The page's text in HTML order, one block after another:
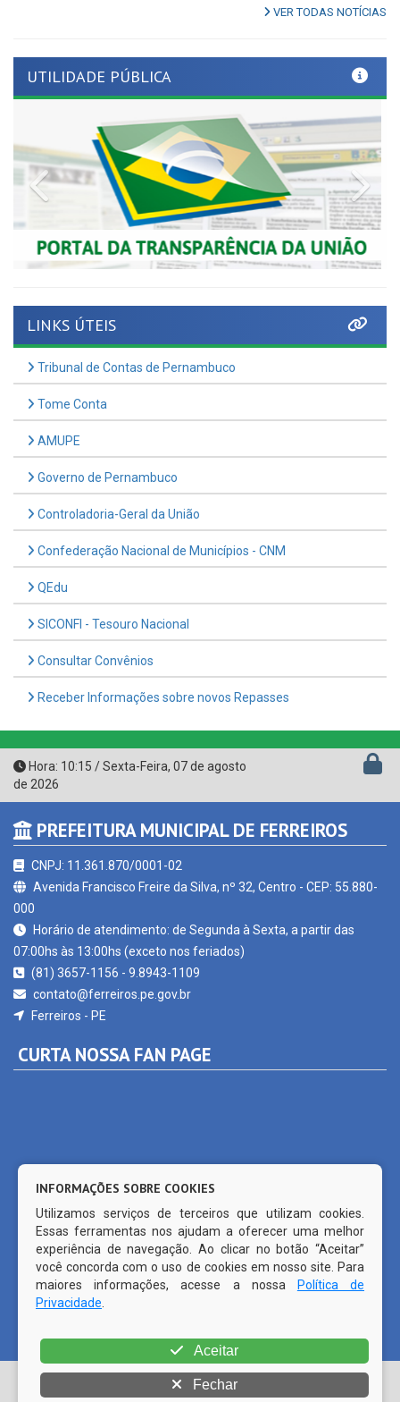
Previous
Tribunal de Contas de Pernambuco
Tome Conta
AMUPE
Governo de Pernambuco
Controladoria-Geral da União
Confederação Nacional de Municípios - CNM
QEdu
SICONFI - Tesouro Nacional
Consultar Convênios
Receber Informações sobre novos Repasses
Hora:10:15/Sexta-Feira,07 de agosto
de 2026
PREFEITURA MUNICIPAL DE FERREIROS
CNPJ: 11.361.870/0001-02
000
Horário de atendimento: de Segunda à Sexta, a partir das
07:00hs às 13:00hs (exceto nos feriados)
(81) 3657-1156 - 9.8943-1109
contato@ferreiros.pe.gov.br
Ferreiros - PE
CURTA NOSSA FAN PAGE
© Copyright 2026 Prefeitura Municipal de Ferreiros | Todos os
direitos reservados | | CMS código aberto WordPress |
PRODATTA (81) 99515-1491
INFORMAÇÕES SOBRE COOKIES
Utilizamos serviços de terceiros que utilizam cookies.
Essas ferramentas nos ajudam a oferecer uma melhor
experiência de navegação. Ao clicar no botão “Aceitar”
você concorda com o uso de cookies em nosso site. Para
maiores informações, acesse a nossa
Política de
Privacidade
Aceitar
Fechar